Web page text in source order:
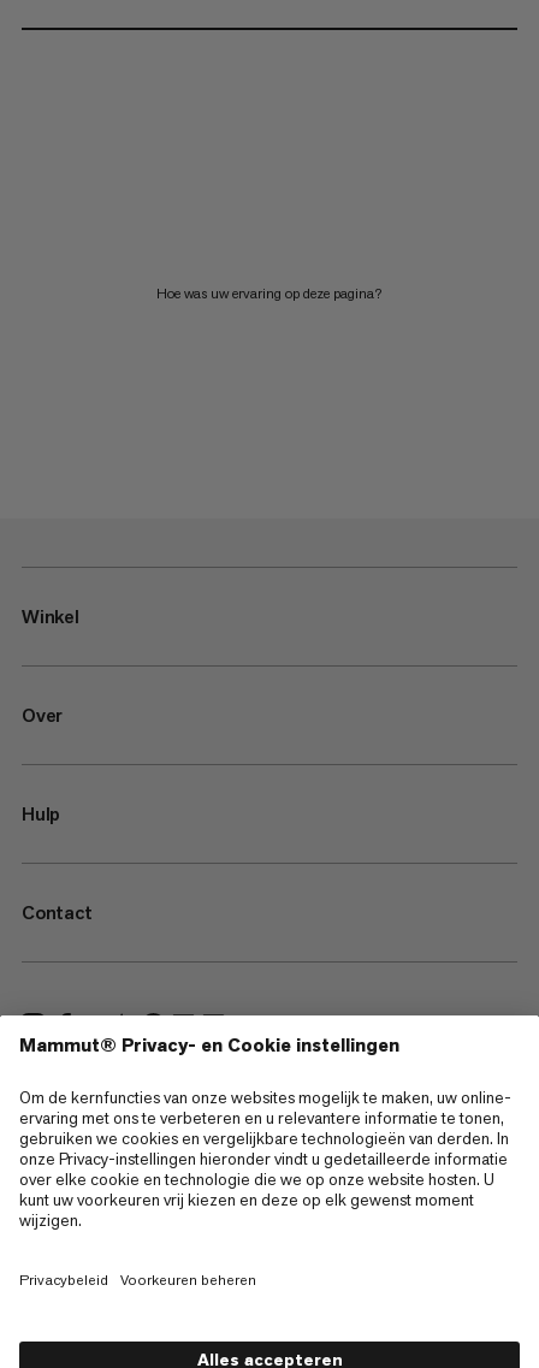
Hoe was uw ervaring op deze pagina?
Winkel
Over
Hulp
Contact
—
Sitemap
Cookies
Juridische kennisgeving